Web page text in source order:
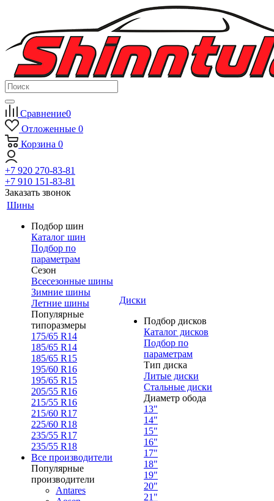
Сравнение0
Отложенные 0
Корзина 0
+7 920 270-83-81
+7 910 151-83-81
Заказать звонок
Шины
Подбор шин
Каталог шин
Подбор по
параметрам
Сезон
Всесезонные шины
Зимние шины
Летние шины
Популярные
типоразмеры
175/65 R14
185/65 R14
185/65 R15
195/60 R16
195/65 R15
205/55 R16
215/55 R16
215/60 R17
225/60 R18
235/55 R17
235/55 R18
Все производители
Популярные
производители
Antares
Диски
Подбор дисков
Каталог дисков
Подбор по
параметрам
Тип диска
Литые диски
Стальные диски
Диаметр обода
13"
14"
15"
16"
17"
18"
19"
20"
21"